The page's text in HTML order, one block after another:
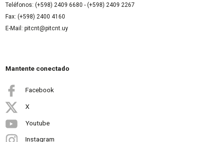
Teléfonos: (+598) 2409 6680 - (+598) 2409 2267
Fax: (+598) 2400 4160
E-Mail: pitcnt@pitcnt.uy
Mantente conectado
Facebook
X
Youtube
Instagram